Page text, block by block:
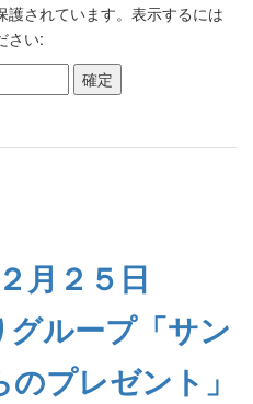
護されています。表示するには
さい:
月２５日
グループ「サン
プレゼント」